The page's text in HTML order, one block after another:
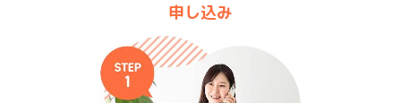
申し込み